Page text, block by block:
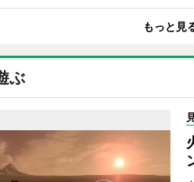
もっと見
ぶ